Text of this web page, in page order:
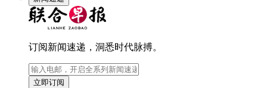
订阅新闻速递，洞悉时代脉搏。
立即订阅